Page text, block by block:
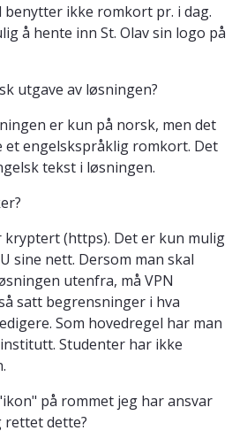
benytter ikke romkort pr. i dag.
å hente inn St. Olav sin logo på
utgave av løsningen?
er kun på norsk, men det
et engelskspråklig romkort. Det
tekst i løsningen.
(https). Det er kun mulig
sine nett. Dersom man skal
utenfra, må VPN
satt begrensninger i hva
Som hovedregel har man
Studenter har ikke
på rommet jeg har ansvar
rettet dette?